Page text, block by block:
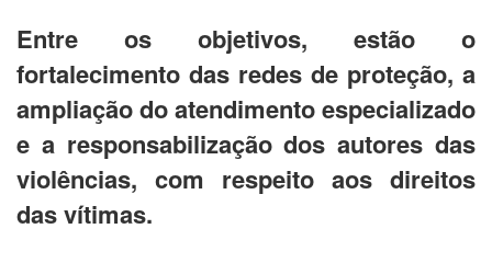
Entre os objetivos, estão o
fortalecimento das redes de proteção, a
ampliação do atendimento especializado
e a responsabilização dos autores das
violências, com respeito aos direitos
das vítimas.